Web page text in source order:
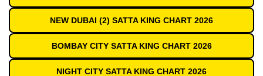
NEW DUBAI (2) SATTA KING CHART 2026
BOMBAY CITY SATTA KING CHART 2026
NIGHT CITY SATTA KING CHART 2026